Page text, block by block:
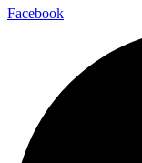
Facebook